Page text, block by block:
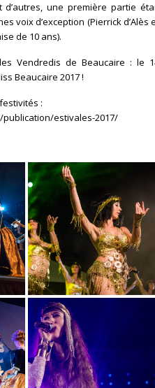
une première partie
voix d’exception (Pierrick d’Alès
de 10 ans).
Vendredis de Beaucaire : le
Beaucaire 2017 !
:
estivales-2017/